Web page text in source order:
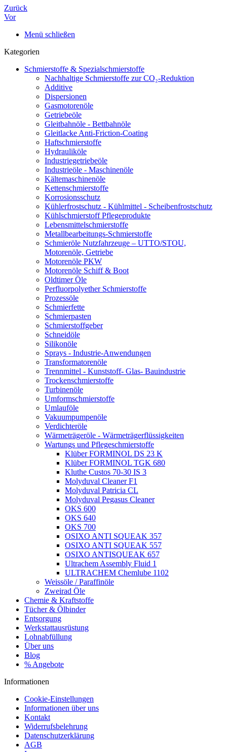
Zurück
Vor
Menü schließen
Kategorien
Schmierstoffe & Spezialschmierstoffe
Nachhaltige Schmierstoffe zur CO₂-Reduktion
Additive
Dispersionen
Gasmotorenöle
Getriebeöle
Gleitbahnöle - Bettbahnöle
Gleitlacke Anti-Friction-Coating
Haftschmierstoffe
Hydrauliköle
Industriegetriebeöle
Industrieöle - Maschinenöle
Kältemaschinenöle
Kettenschmierstoffe
Korrosionsschutz
Kühlerfrostschutz - Kühlmittel - Scheibenfrostschutz
Kühlschmierstoff Pflegeprodukte
Lebensmittelschmierstoffe
Metallbearbeitungs-Schmierstoffe
Schmieröle Nutzfahrzeuge – UTTO/STOU,
Motorenöle, Getriebe
Motorenöle PKW
Motorenöle Schiff & Boot
Oldtimer Öle
Perfluorpolyether Schmierstoffe
Prozessöle
Schmierfette
Schmierpasten
Schmierstoffgeber
Schneidöle
Silikonöle
Sprays - Industrie-Anwendungen
Transformatorenöle
Trennmittel - Kunststoff- Glas- Bauindustrie
Trockenschmierstoffe
Turbinenöle
Umformschmierstoffe
Umlauföle
Vakuumpumpenöle
Verdichteröle
Wärmeträgeröle - Wärmeträgerflüssigkeiten
Wartungs und Pflegeschmierstoffe
Klüber FORMINOL DS 23 K
Klüber FORMINOL TGK 680
Kluthe Custos 70-30 IS 3
Molyduval Cleaner F1
Molyduval Patricia CL
Molyduval Pegasus Cleaner
OKS 600
OKS 640
OKS 700
OSIXO ANTI SQUEAK 357
OSIXO ANTI SQUEAK 557
OSIXO ANTISQUEAK 657
Ultrachem Assembly Fluid 1
ULTRACHEM Chemlube 1102
Weissöle / Paraffinöle
Zweirad Öle
Chemie & Kraftstoffe
Tücher & Ölbinder
Entsorgung
Werkstattausrüstung
Lohnabfüllung
Über uns
Blog
% Angebote
Informationen
Cookie-Einstellungen
Informationen über uns
Kontakt
Widerrufsbelehrung
Datenschutzerklärung
AGB